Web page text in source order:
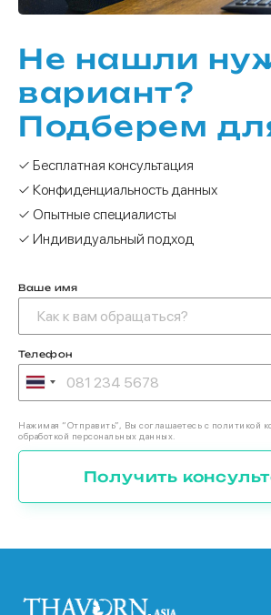
Не нашли
вариант?
Подберем
✓ Бесплатная консультация
✓ Конфиденциальность данных
✓ Опытные специалисты
✓ Индивидуальный подход
Ваше имя
Телефон
Нажимая “Отправить”, Вы соглашаетесь с политикой
обработкой персональных данных.
Получить